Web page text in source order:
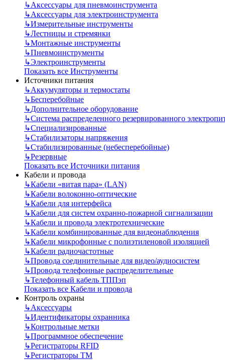
↳Аксессуары для пневмоинструмента
↳Аксессуары для электроинструмента
↳Измерительные инструменты
↳Лестницы и стремянки
↳Монтажные инструменты
↳Пневмоинструменты
↳Электроинструменты
Показать все Инструменты
Источники питания
↳Аккумуляторы и термостаты
↳Бесперебойные
↳Дополнительное оборудование
↳Система распределенного резервированного
↳Специализированные
↳Стабилизаторы напряжения
↳Стабилизированные (небесперебойные)
↳Резервные
Показать все Источники питания
Кабели и провода
↳Кабели «витая пара» (LAN)
↳Кабели волоконно-оптические
↳Кабели для интерфейса
↳Кабели для систем охранно-пожарной сигнализации
↳Кабели и провода электротехнические
↳Кабели комбинированные для видеонаблюдения
↳Кабели микрофонные с полиэтиленовой изоляцией
↳Кабели радиочастотные
↳Провода соединительные для видео/аудиосистем
↳Провода телефонные распределительные
↳Телефонный кабель ТППэп
Показать все Кабели и провода
Контроль охраны
↳Аксессуары
↳Идентификаторы охранника
↳Контрольные метки
↳Программное обеспечение
↳Регистраторы RFID
↳Регистраторы ТМ